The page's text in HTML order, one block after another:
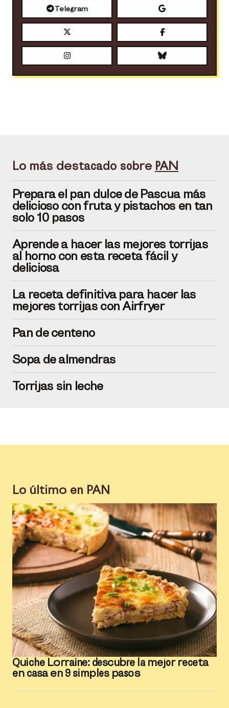
Telegram
Lo más destacado sobre PAN
Prepara el pan dulce de Pascua más
delicioso con fruta y pistachos en tan
solo 10 pasos
Aprende a hacer las mejores torrijas
al horno con esta receta fácil y
deliciosa
La receta definitiva para hacer las
mejores torrijas con Airfryer
Pan de centeno
Sopa de almendras
Torrijas sin leche
Lo último en PAN
Quiche Lorraine: descubre la mejor receta
en casa en 9 simples pasos